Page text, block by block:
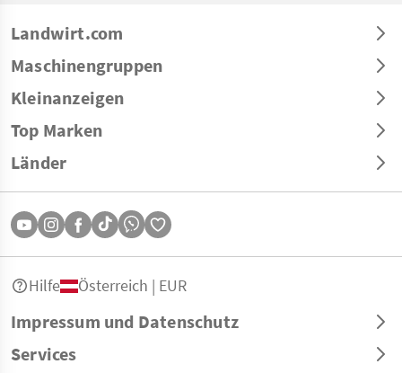
Landwirt.com
Maschinengruppen
Kleinanzeigen
Top Marken
Länder
Impressum und Datenschutz
Services
Hilfe Österreich | EUR